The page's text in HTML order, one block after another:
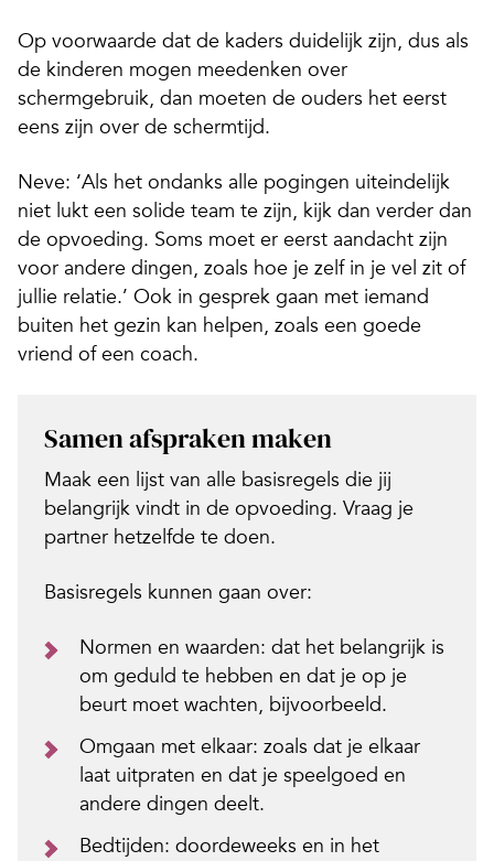
Op voorwaarde dat de kaders duidelijk zijn, dus als
de kinderen mogen meedenken over
schermgebruik, dan moeten de ouders het eerst
eens zijn over de schermtijd.
Neve: ‘Als het ondanks alle pogingen uiteindelijk
niet lukt een solide team te zijn, kijk dan verder dan
de opvoeding. Soms moet er eerst aandacht zijn
voor andere dingen, zoals hoe je zelf in je vel zit of
jullie relatie.’ Ook in gesprek gaan met iemand
buiten het gezin kan helpen, zoals een goede
vriend of een coach.
Samen afspraken maken
Maak een lijst van alle basisregels die jij
belangrijk vindt in de opvoeding. Vraag je
partner hetzelfde te doen.
Basisregels kunnen gaan over:
Normen en waarden: dat het belangrijk is
om geduld te hebben en dat je op je
beurt moet wachten, bijvoorbeeld.
Omgaan met elkaar: zoals dat je elkaar
laat uitpraten en dat je speelgoed en
andere dingen deelt.
Bedtijden: doordeweeks en in het